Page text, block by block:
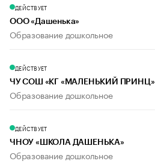
ДЕЙСТВУЕТ
ООО «Дашенька»
Образование дошкольное
ДЕЙСТВУЕТ
ЧУ СОШ «КГ «МАЛЕНЬКИЙ ПРИНЦ»
Образование дошкольное
ДЕЙСТВУЕТ
ЧНОУ «ШКОЛА ДАШЕНЬКА»
Образование дошкольное